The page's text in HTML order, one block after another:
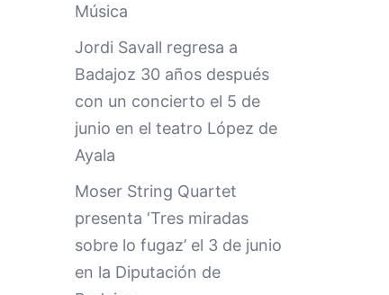
Música
Jordi Savall regresa a
Badajoz 30 años después
con un concierto el 5 de
junio en el teatro López de
Ayala
Moser String Quartet
presenta ‘Tres miradas
sobre lo fugaz’ el 3 de junio
en la Diputación de